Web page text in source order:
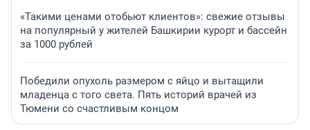
«Такими ценами отобьют клиентов»: свежие отзывы
на популярный у жителей Башкирии курорт и бассейн
за 1000 рублей
Победили опухоль размером с яйцо и вытащили
младенца с того света. Пять историй врачей из
Тюмени со счастливым концом